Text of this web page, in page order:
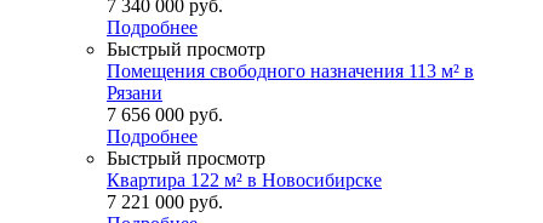
7 340 000 руб.
Подробнее
Быстрый просмотр
Помещения свободного назначения 113 м² в
Рязани
7 656 000 руб.
Подробнее
Быстрый просмотр
Квартира 122 м² в Новосибирске
7 221 000 руб.